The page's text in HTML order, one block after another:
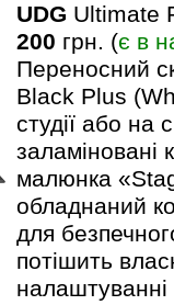
UDG Ultimate
200 грн. (є в
Переносний
Black Plus
студії або на
заламіновані
малюнка
обладнаний
для
потішить